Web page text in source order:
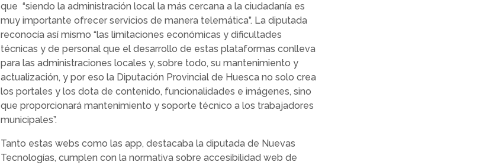
que “siendo la administración local la más cercana a la ciudadanía es
muy importante ofrecer servicios de manera telemática”. La diputada
reconocía así mismo “las limitaciones económicas y dificultades
técnicas y de personal que el desarrollo de estas plataformas conlleva
para las administraciones locales y, sobre todo, su mantenimiento y
actualización, y por eso la Diputación Provincial de Huesca no solo crea
los portales y los dota de contenido, funcionalidades e imágenes, sino
que proporcionará mantenimiento y soporte técnico a los trabajadores
municipales”.
Tanto estas webs como las app, destacaba la diputada de Nuevas
Tecnologías, cumplen con la normativa sobre accesibilidad web de